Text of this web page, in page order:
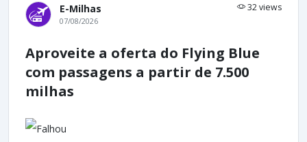
E-Milhas 32 views
07/08/2026
Aproveite a oferta do Flying Blue
com passagens a partir de 7.500
milhas